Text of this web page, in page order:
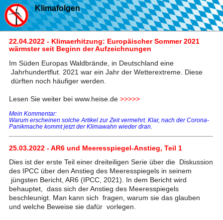
Klimafolgen
22.04.2022 - Klimaerhitzung: Europäischer Sommer 2021
wärmster seit Beginn der Aufzeichnungen
Im Süden Europas Waldbrände, in Deutschland eine
Jahrhundertflut. 2021 war ein Jahr der Wetterextreme. Diese
dürften noch häufiger werden.
Lesen Sie weiter bei www.heise.de >>>>>
Mein Kommentar:
Warum erscheinen solche Artikel zur Zeit vermehrt. Klar, nach der Corona-
Panikmache kommt jetzt der Klimawahn wieder dran.
25.03.2022 - AR6 und Meeresspiegel-Anstieg, Teil 1
Dies ist der erste Teil einer dreiteiligen Serie über die Diskussion
des IPCC über den Anstieg des Meeresspiegels in seinem
jüngsten Bericht, AR6 (IPCC, 2021). In dem Bericht wird
behauptet, dass sich der Anstieg des Meeresspiegels
beschleunigt. Man kann sich fragen, warum sie das glauben
und welche Beweise sie dafür vorlegen.